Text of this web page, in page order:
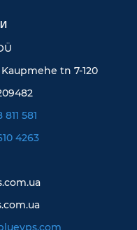
tn 7-120
581
4263